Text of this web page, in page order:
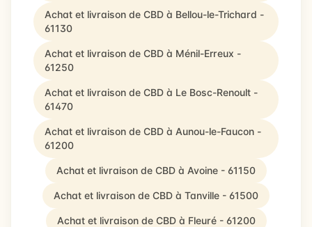
Achat et livraison de CBD à Bellou-le-Trichard -
61130
Achat et livraison de CBD à Ménil-Erreux -
61250
Achat et livraison de CBD à Le Bosc-Renoult -
61470
Achat et livraison de CBD à Aunou-le-Faucon -
61200
Achat et livraison de CBD à Avoine - 61150
Achat et livraison de CBD à Tanville - 61500
Achat et livraison de CBD à Fleuré - 61200